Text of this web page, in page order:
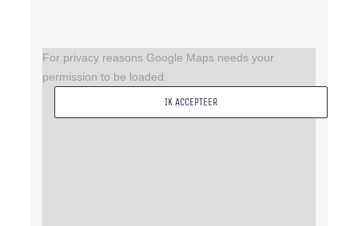
For privacy reasons Google Maps needs your
permission to be loaded.
IK ACCEPTEER